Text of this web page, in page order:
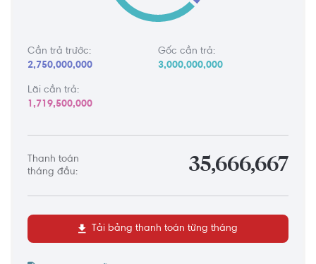
Cần trả trước:
2,750,000,000
Gốc cần trả:
3,000,000,000
Lãi cần trả:
1,719,500,000
Thanh toán
tháng đầu:
35,666,667
Tải bảng thanh toán từng tháng